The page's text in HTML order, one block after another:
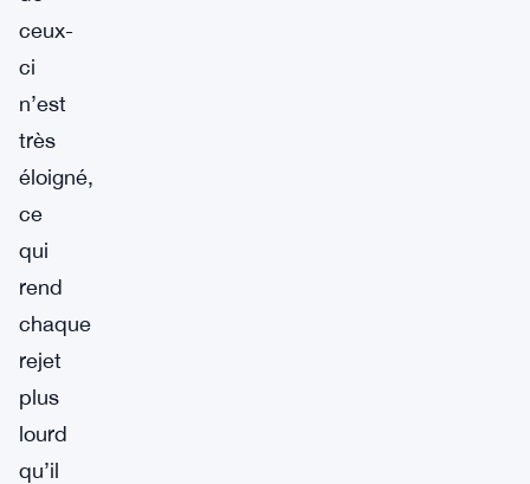
ceux-
ci
n’est
très
éloigné,
ce
qui
rend
chaque
rejet
plus
lourd
qu’il